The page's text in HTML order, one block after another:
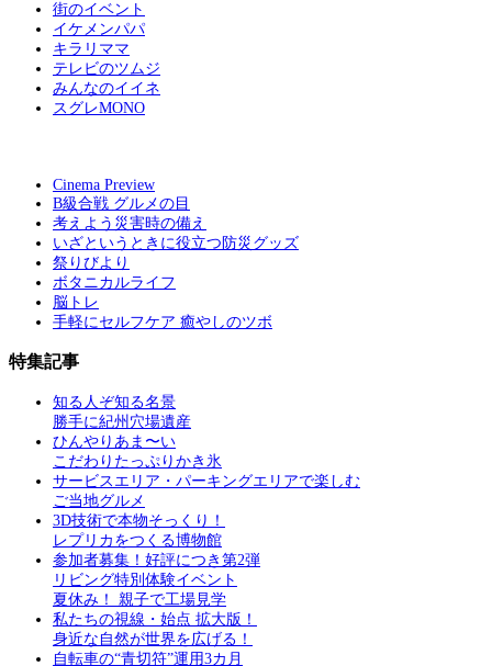
街のイベント
イケメンパパ
キラリママ
テレビのツムジ
みんなのイイネ
スグレMONO
Cinema Preview
B級合戦 グルメの目
考えよう災害時の備え
いざというときに役立つ防災グッズ
祭りびより
ボタニカルライフ
脳トレ
手軽にセルフケア 癒やしのツボ
特集記事
知る人ぞ知る名景
勝手に紀州穴場遺産
ひんやりあま〜い
こだわりたっぷりかき氷
サービスエリア・パーキングエリアで楽しむ
ご当地グルメ
3D技術で本物そっくり！
レプリカをつくる博物館
参加者募集！好評につき第2弾
リビング特別体験イベント
夏休み！ 親子で工場見学
私たちの視線・始点 拡大版！
身近な自然が世界を広げる！
自転車の“青切符”運用3カ月